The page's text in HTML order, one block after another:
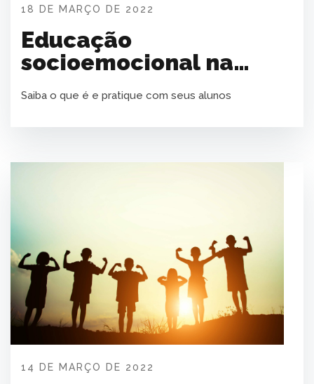
18 DE MARÇO DE 2022
Educação
socioemocional na
Escola
Saiba o que é e pratique com seus alunos
14 DE MARÇO DE 2022